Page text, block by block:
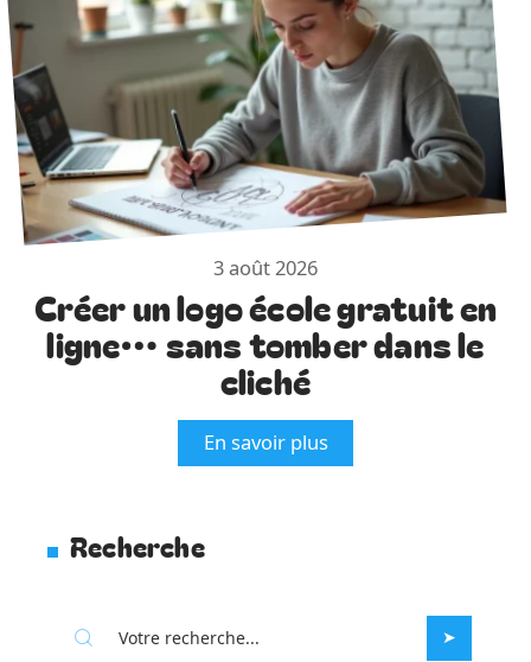
3 août 2026
Créer un logo école gratuit en
ligne… sans tomber dans le
cliché
En savoir plus
Recherche